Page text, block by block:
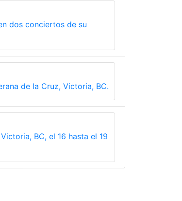
dos conciertos de su
de la Cruz, Victoria, BC.
BC, el 16 hasta el 19